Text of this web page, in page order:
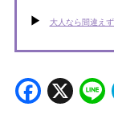
大人なら間違え
X